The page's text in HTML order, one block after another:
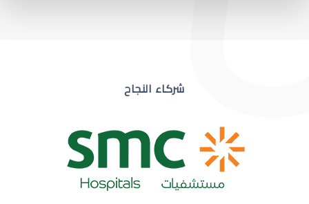
ضعف نظر مفاجئشركاء النجاح